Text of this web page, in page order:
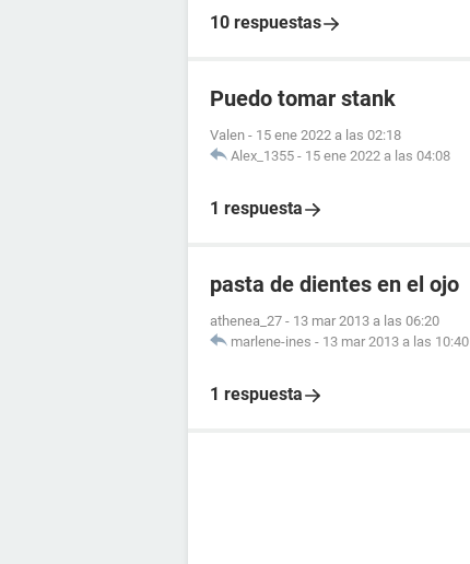
10 respuestas
Puedo tomar stank
Valen - 15 ene 2022 a las 02:18
Alex_1355 - 15 ene 2022 a las 04:08
1 respuesta
pasta de dientes en el ojo
athenea_27 - 13 mar 2013 a las 06:20
marlene-ines - 13 mar 2013 a las 10:40
1 respuesta